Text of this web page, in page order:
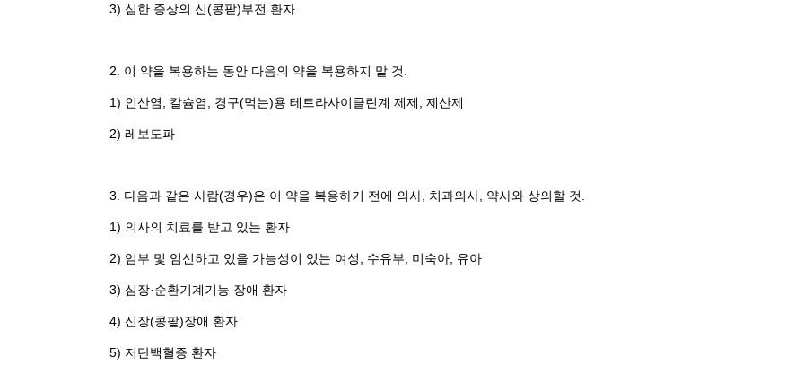
3) 심한 증상의 신(콩팥)부전 환자
2. 이 약을 복용하는 동안 다음의 약을 복용하지 말 것.
1) 인산염, 칼슘염, 경구(먹는)용 테트라사이클린계 제제, 제산제
2) 레보도파
3. 다음과 같은 사람(경우)은 이 약을 복용하기 전에 의사, 치과의사, 약사와 상의할 것.
1) 의사의 치료를 받고 있는 환자
2) 임부 및 임신하고 있을 가능성이 있는 여성, 수유부, 미숙아, 유아
3) 심장·순환기계기능 장애 환자
4) 신장(콩팥)장애 환자
5) 저단백혈증 환자